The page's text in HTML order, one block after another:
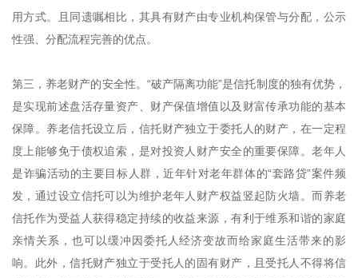
用方式。且同遗嘱相比，其具有财产由专业机构保管与分配，公示
性强、分配流程完善的优点。
第三，养老财产的安全性。“破产隔离功能”是信托制度的独有优势，
是实现前述盘活存量资产、财产保值增值以及财富传承功能的基本
保障。养老信托设立后，信托财产独立于委托人的财产，在一定程
度上能够免于债权追索，是对投资人财产安全的重要保障。老年人
是诈骗活动的主要目标人群，近年针对老年群体的“套路贷”案件频
发，通过设立信托可以为维护老年人财产权益竖起防火墙。而养老
信托作为受益人获得稳定持续的收益来源，有利于维系和谐的家庭
亲情关系，也可以缓冲因委托人经济变故而给家庭生活带来的影
响。此外，信托财产独立于受托人的固有财产，且受托人不得将信